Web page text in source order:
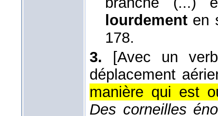
lourdement en
178.
3.
[Avec un
déplacement
manière qui est
Des corneilles